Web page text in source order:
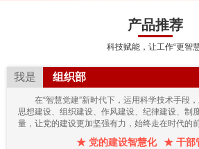
产品推荐
科技赋能，让工作“更智
我是 组织部
在“智慧党建”新时代下，运用科学技术手段
思想建设、组织建设、作风建设、纪律建设、制
量，让党的建设更加坚强有力，始终走在时代的前
★ 党的建设智慧化 ★ 干部